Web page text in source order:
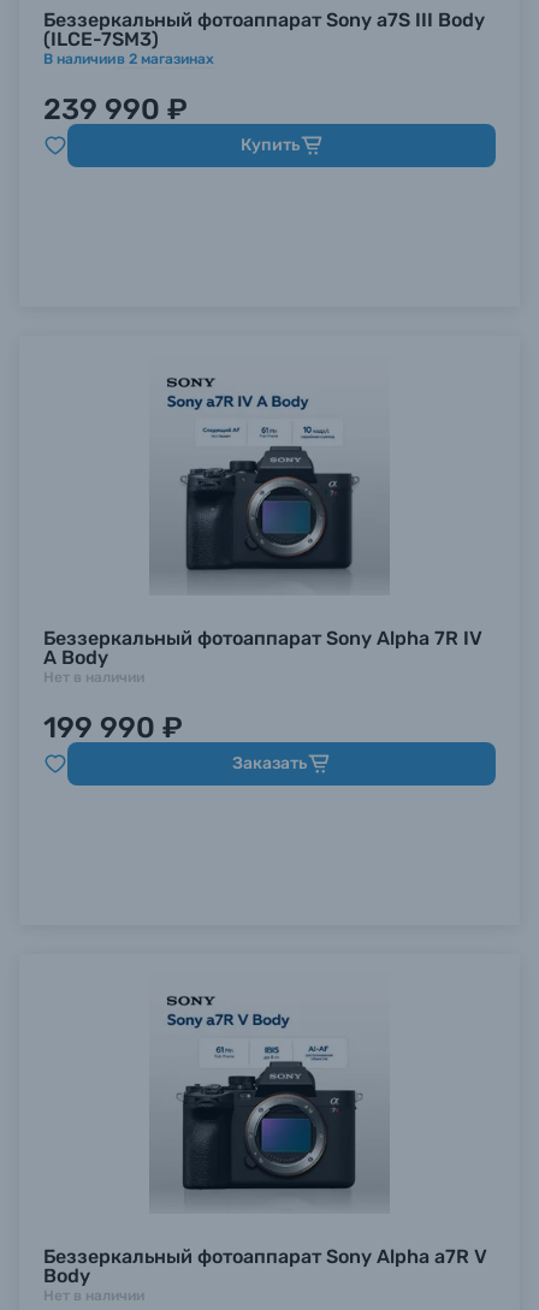
Беззеркальный фотоаппарат Sony a7S III Body
(ILCE-7SM3)
В наличиив 2 магазинах
239 990 ₽
Купить
Беззеркальный фотоаппарат Sony Alpha 7R IV
A Body
Нет в наличии
199 990 ₽
Заказать
Беззеркальный фотоаппарат Sony Alpha a7R V
Body
Нет в наличии